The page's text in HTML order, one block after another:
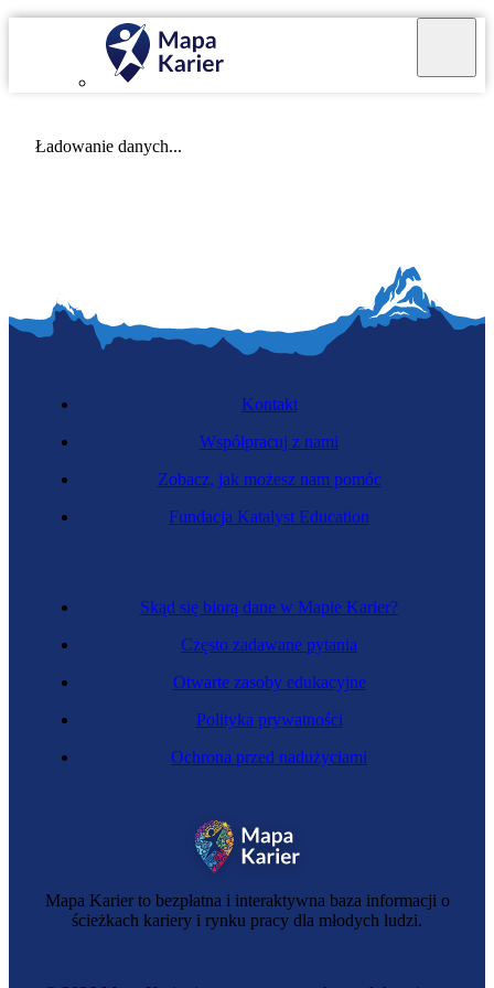
Ładowanie danych...
Mapa Karier to bezpłatna i interaktywna baza informacji o
ścieżkach kariery i rynku pracy dla młodych ludzi.
Skąd się biorą dane w Mapie Karier?
Często zadawane pytania
Otwarte zasoby edukacyjne
Polityka prywatności
Ochrona przed nadużyciami
Kontakt
Współpracuj z nami
Zobacz, jak możesz nam pomóc
Fundacja Katalyst Education